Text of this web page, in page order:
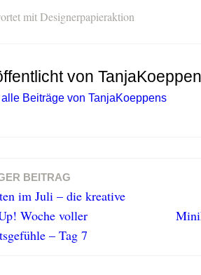
mitDesignerpapieraktion
von
Beiträge von TanjaKoeppens
BEITRAG
im Juli – die kreative
Woche voller
– Tag 7